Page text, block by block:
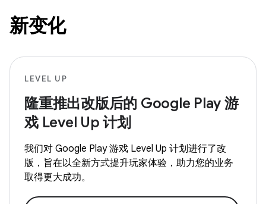
新变化
LEVEL UP
隆重推出改版后的 Google Play 游
戏 Level Up 计划
我们对 Google Play 游戏 Level Up 计划进行了改
版，旨在以全新方式提升玩家体验，助力您的业务
取得更大成功。